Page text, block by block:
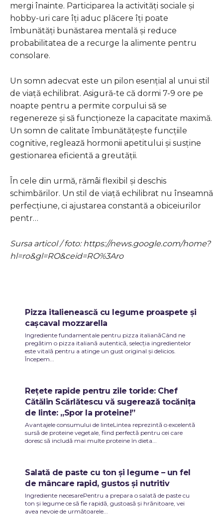
mergi înainte. Participarea la activități sociale și
hobby-uri care îți aduc plăcere îți poate
îmbunătăți bunăstarea mentală și reduce
probabilitatea de a recurge la alimente pentru
consolare.
Un somn adecvat este un pilon esențial al unui stil
de viață echilibrat. Asigură-te că dormi 7-9 ore pe
noapte pentru a permite corpului să se
regenereze și să funcționeze la capacitate maximă.
Un somn de calitate îmbunătățește funcțiile
cognitive, reglează hormonii apetitului și susține
gestionarea eficientă a greutății.
În cele din urmă, rămâi flexibil și deschis
schimbărilor. Un stil de viață echilibrat nu înseamnă
perfecțiune, ci ajustarea constantă a obiceiurilor
pentr…
Sursa articol / foto: https://news.google.com/home?
hl=ro&gl=RO&ceid=RO%3Aro
Pizza italienească cu legume proaspete și
cașcaval mozzarella
Ingrediente fundamentale pentru pizza italianăCând ne
pregătim o pizza italiană autentică, selecția ingredientelor
este vitală pentru a atinge un gust original și delicios.
Începem...
Rețete rapide pentru zile toride: Chef
Cătălin Scărlătescu vă sugerează tocănița
de linte: „Spor la proteine!”
Avantajele consumului de linteLintea reprezintă o excelentă
sursă de proteine vegetale, fiind perfectă pentru cei care
doresc să includă mai multe proteine în dieta...
Salată de paste cu ton și legume – un fel
de mâncare rapid, gustos și nutritiv
Ingrediente necesarePentru a prepara o salată de paste cu
ton și legume ce să fie rapidă, gustoasă și hrănitoare, vei
avea nevoie de următoarele...